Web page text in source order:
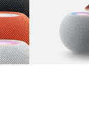
图像 1